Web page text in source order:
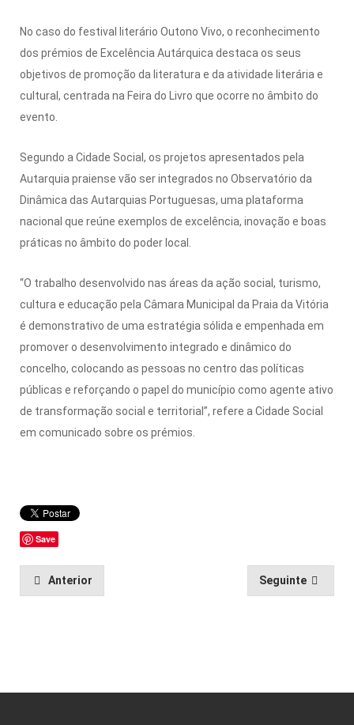
No caso do festival literário Outono Vivo, o reconhecimento
dos prémios de Excelência Autárquica destaca os seus
objetivos de promoção da literatura e da atividade literária e
cultural, centrada na Feira do Livro que ocorre no âmbito do
evento.
Segundo a Cidade Social, os projetos apresentados pela
Autarquia praiense vão ser integrados no Observatório da
Dinâmica das Autarquias Portuguesas, uma plataforma
nacional que reúne exemplos de excelência, inovação e boas
práticas no âmbito do poder local.
“O trabalho desenvolvido nas áreas da ação social, turismo,
cultura e educação pela Câmara Municipal da Praia da Vitória
é demonstrativo de uma estratégia sólida e empenhada em
promover o desenvolvimento integrado e dinâmico do
concelho, colocando as pessoas no centro das políticas
públicas e reforçando o papel do município como agente ativo
de transformação social e territorial”, refere a Cidade Social
em comunicado sobre os prémios.
Save
Anterior Seguinte